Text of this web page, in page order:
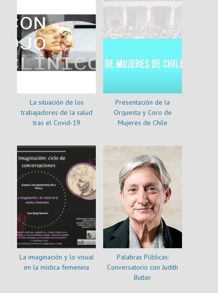
La situación de los
trabajadores de la salud
tras el Covid-19
Presentación de la
Orquesta y Coro de
Mujeres de Chile
La imaginación y lo visual
en la mistica femenina
Palabras Públicas:
Conversatorio con Judith
Butler